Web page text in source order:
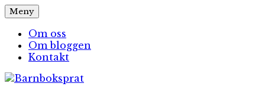
Hoppa
till
innehåll
Barnboksprat
– en blogg om barnböcker
Meny
Om oss
Om bloggen
Kontakt